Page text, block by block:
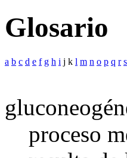
Glosario
a b c d e f g h i j k l m n o p q r s
proceso